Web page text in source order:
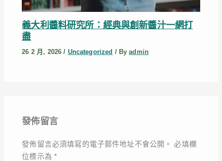
義大利醬料研究所：經典與創新醬汁一網打
盡
26 2 月, 2026/ Uncategorized / Byadmin
發佈留言
發佈留言必須填寫的電子郵件地址不會公開。 必填欄
位標示為*